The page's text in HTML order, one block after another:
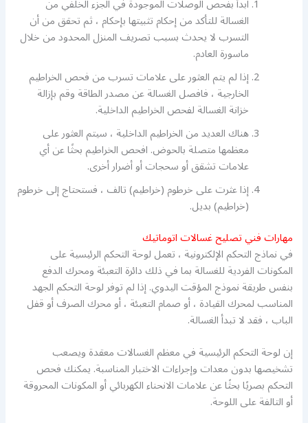
الغسالة للتأكد من إحكام تثبيتها بإحكام ، ثم تحقق من أن
التسرب لا يحدث بسبب تصريف المنزل المحدود من خلال
ماسورة العادم.
إذا لم يتم العثور على علامات تسرب من فحص الخراطيم
الخارجية ، فافصل الغسالة عن مصدر الطاقة وقم بإزالة
خزانة الغسالة لفحص الخراطيم الداخلية.
هناك العديد من الخراطيم الداخلية ، سيتم العثور على
معظمها متصلة بالحوض. افحص الخراطيم بحثًا عن أي
علامات تشقق أو سحجات أو أضرار أخرى.
إذا عثرت على خرطوم (خراطيم) تالف ، فستحتاج إلى خرطوم
(خراطيم) بديل.
مهارات فني تصليح غسالات اتوماتيك
في نماذج التحكم الإلكترونية ، تعمل لوحة التحكم الرئيسية على
المكونات الفردية للغسالة بما في ذلك دائرة التعبئة ومحرك الدفع
بنفس طريقة نموذج المؤقت اليدوي. إذا لم توفر لوحة التحكم الجهد
المناسب لمحرك القيادة ، أو صمام التعبئة ، أو محرك الصرف أو قفل
الباب ، فقد لا تبدأ الغسالة.
إن لوحة التحكم الرئيسية في معظم الغسالات معقدة ويصعب
تشخيصها بدون معدات وإجراءات الاختبار المناسبة. يمكنك فحص
التحكم بصريًا بحثًا عن علامات الانحناء الكهربائي أو المكونات المحروقة
أو التالفة على اللوحة.